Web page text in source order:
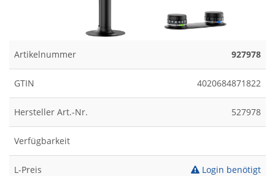
Artikelnummer 927978
GTIN 4020684871822
Hersteller Art.-Nr. 527978
Verfügbarkeit
L-Preis Login benötigt